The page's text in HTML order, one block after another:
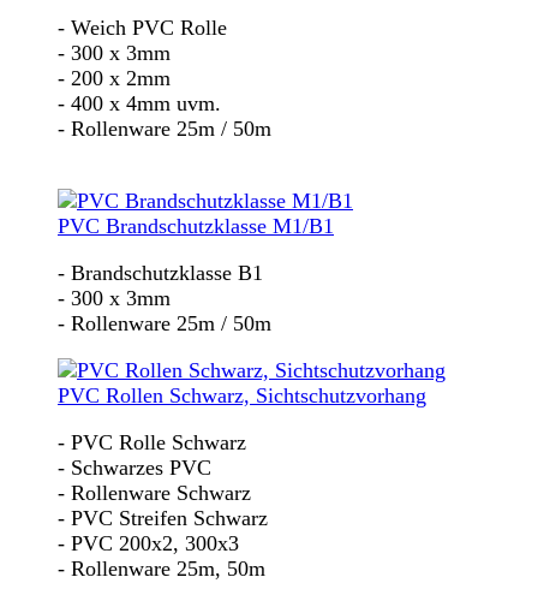
- Weich PVC Rolle
- 300 x 3mm
- 200 x 2mm
- 400 x 4mm uvm.
- Rollenware 25m / 50m
PVC Brandschutzklasse M1/B1
- Brandschutzklasse B1
- 300 x 3mm
- Rollenware 25m / 50m
PVC Rollen Schwarz, Sichtschutzvorhang
- PVC Rolle Schwarz
- Schwarzes PVC
- Rollenware Schwarz
- PVC Streifen Schwarz
- PVC 200x2, 300x3
- Rollenware 25m, 50m